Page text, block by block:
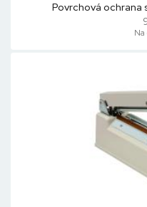
Povrchová ochrana